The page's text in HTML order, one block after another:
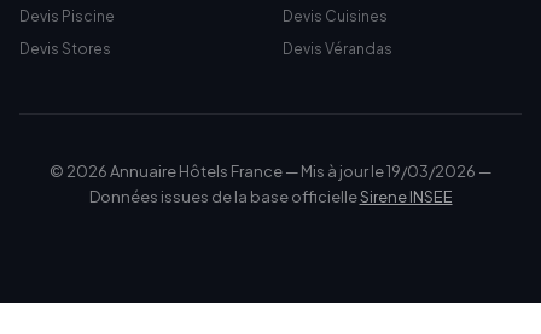
Devis Piscine
Devis Cuisines
Devis Stores
Devis Vérandas
© 2026 Annuaire Hôtels France — Mis à jour le 19/03/2026 —
Données issues de la base officielleSirene INSEE